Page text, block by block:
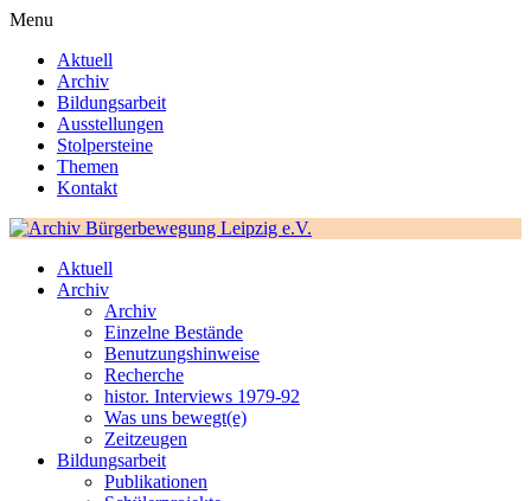
Menu
Aktuell
Archiv
Bildungsarbeit
Ausstellungen
Stolpersteine
Themen
Kontakt
Aktuell
Archiv
Archiv
Einzelne Bestände
Benutzungshinweise
Recherche
histor. Interviews 1979-92
Was uns bewegt(e)
Zeitzeugen
Bildungsarbeit
Publikationen